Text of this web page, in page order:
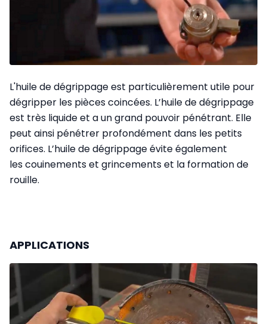
L'huile de dégrippage est particulièrement utile pour
dégripper les pièces coincées. L’huile de dégrippage
est très liquide et a un grand pouvoir pénétrant. Elle
peut ainsi pénétrer profondément dans les petits
orifices. L’huile de dégrippage évite également
les couinements et grincements et la formation de
rouille.
APPLICATIONS